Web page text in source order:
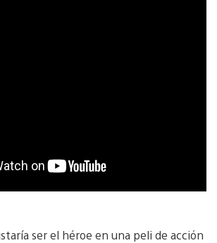
ser el héroe en una peli de acción